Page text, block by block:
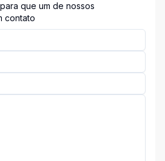
que um de nossos
contato